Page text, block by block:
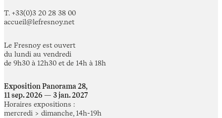
T. +33(0)3 20 28 38 00
accueil@lefresnoy.net
Le Fresnoy est ouvert
du lundi au vendredi
de 9h30 à 12h30 et de 14h à 18h
Exposition Panorama 28,
11 sep. 2026 — 3 jan. 2027
Horaires expositions :
mercredi > dimanche, 14h-19h